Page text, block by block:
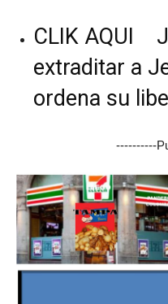
CLIK AQUI
extraditar a
ordena su
----------